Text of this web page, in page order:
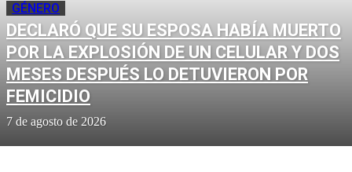
GÉNERO
DECLARÓ QUE SU ESPOSA HABÍA MUERTO
POR LA EXPLOSIÓN DE UN CELULAR Y DOS
MESES DESPUÉS LO DETUVIERON POR
FEMICIDIO
7 de agosto de 2026